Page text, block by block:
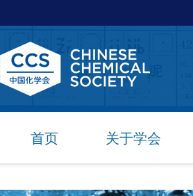
首页 关于学会